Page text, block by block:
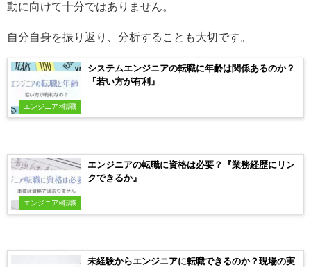
動に向けて十分ではありません。
自分自身を振り返り、分析することも大切です。
エンジニア×転職
システムエンジニアの転職に年齢は関係あるのか？
『若い方が有利』
エンジニア×転職
エンジニアの転職に資格は必要？『業務経歴にリン
クできるか』
未経験からエンジニアに転職できるのか？現場の実